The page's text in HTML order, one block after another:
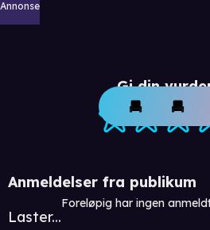
Annonse
Gi din
Anmeldelser fra publikum
Laster...
Foreløpig har ingen